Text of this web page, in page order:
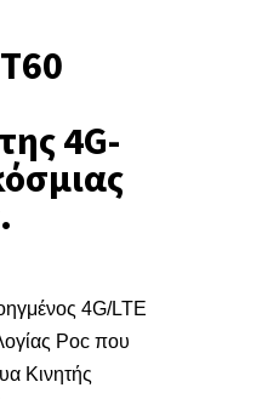
4G-
4G/LTE
Poc που
Κινητής